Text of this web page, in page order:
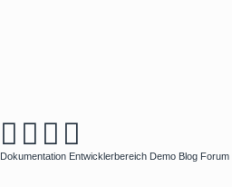
Dokumentation Entwicklerbereich Demo Blog Forum